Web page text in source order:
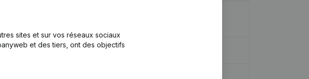
sites et sur vos réseaux sociaux
et des tiers, ont des objectifs